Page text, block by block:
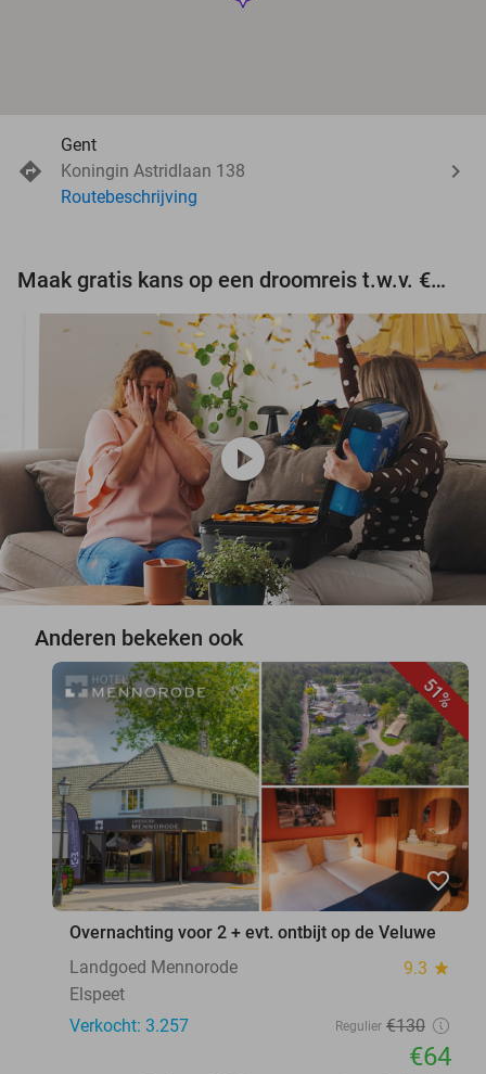
Gent
Koningin Astridlaan 138
Routebeschrijving
Maak gratis kans op een droomreis t.w.v. €3.000!
play_circle
Anderen bekeken ook
51%
favorite_border
Overnachting voor 2 + evt. ontbijt op de Veluwe
Landgoed Mennorode
9.3 star
Elspeet
Verkocht: 3.257
Regulier €130
€64